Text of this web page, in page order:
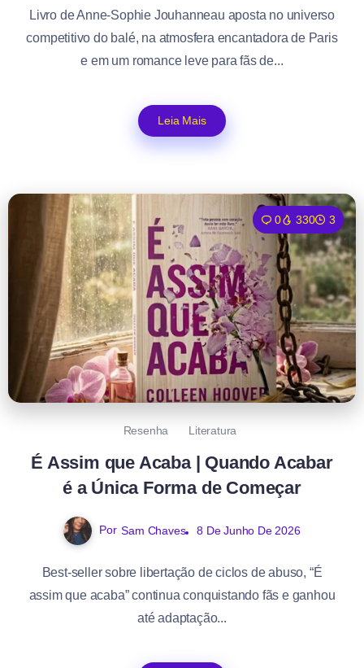
Livro de Anne-Sophie Jouhanneau aposta no universo
competitivo do balé, na atmosfera encantadora de Paris
e em um romance leve para fãs de...
Leia Mais
0 330 3
Resenha Literatura
É Assim que Acaba | Quando Acabar
é a Única Forma de Começar
Por Sam Chaves 8 De Junho De 2026
Best-seller sobre libertação de ciclos de abuso, “É
assim que acaba” continua conquistando fãs e ganhou
até adaptação...